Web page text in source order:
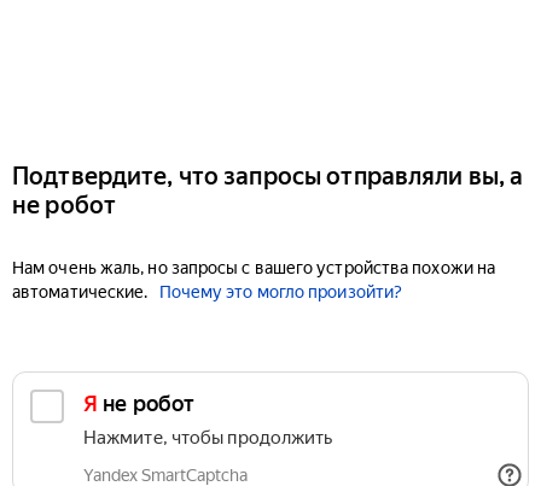
Подтвердите, что запросы отправляли вы, а
не робот
Нам очень жаль, но запросы с вашего устройства похожи на
автоматические.
Почему это могло произойти?
Я не робот
Нажмите, чтобы продолжить
Yandex SmartCaptcha